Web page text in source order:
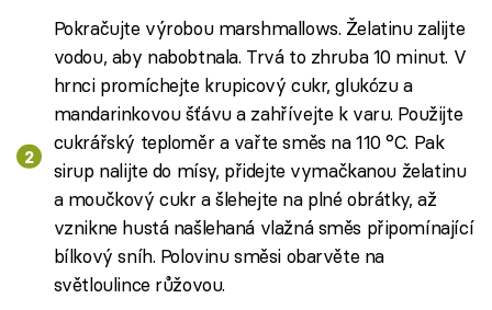
Pokračujte výrobou marshmallows. Želatinu zalijte
vodou, aby nabobtnala. Trvá to zhruba 10 minut. V
hrnci promíchejte krupicový cukr, glukózu a
mandarinkovou šťávu a zahřívejte k varu. Použijte
cukrářský teploměr a vařte směs na 110 °C. Pak
sirup nalijte do mísy, přidejte vymačkanou želatinu
a moučkový cukr a šlehejte na plné obrátky, až
vznikne hustá našlehaná vlažná směs připomínající
bílkový sníh. Polovinu směsi obarvěte na
světloulince růžovou.